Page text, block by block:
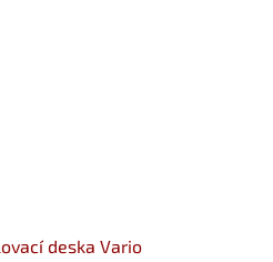
deska Vario